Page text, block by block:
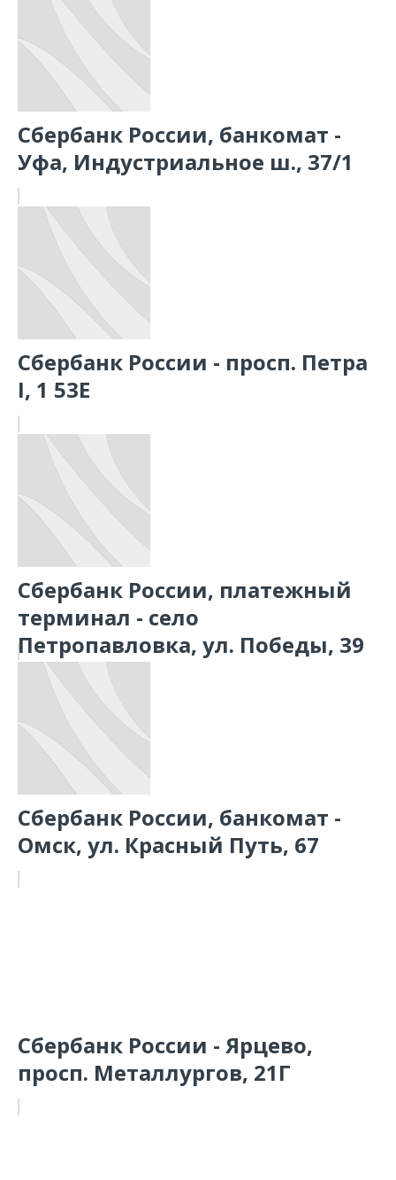
Сбербанк России, банкомат -
Уфа, Индустриальное ш., 37/1
Сбербанк России - просп. Петра
I, 1 53Е
Сбербанк России, платежный
терминал - село
Петропавловка, ул. Победы, 39
Сбербанк России, банкомат -
Омск, ул. Красный Путь, 67
Сбербанк России - Ярцево,
просп. Металлургов, 21Г